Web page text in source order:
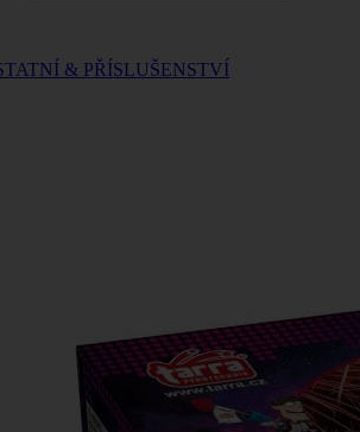
& PŘÍSLUŠENSTVÍ